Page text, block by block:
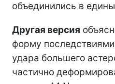
объединились в
Другая версия
форму последствиями
удара большего
частично